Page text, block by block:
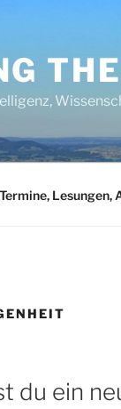
Termine,
du ein